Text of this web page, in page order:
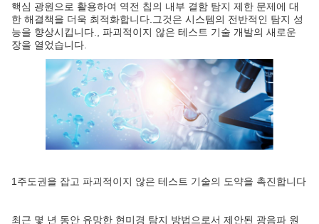
핵심 광원으로 활용하여 역전 칩의 내부 결함 탐지 제한 문제에 대
한 해결책을 더욱 최적화합니다.그것은 시스템의 전반적인 탐지 성
능을 향상시킵니다., 파괴적이지 않은 테스트 기술 개발의 새로운
장을 열었습니다.
1주도권을 잡고 파괴적이지 않은 테스트 기술의 도약을 촉진합니다
최근 몇 년 동안 유망한 현미경 탐지 방법으로서 제안된 광음파 원